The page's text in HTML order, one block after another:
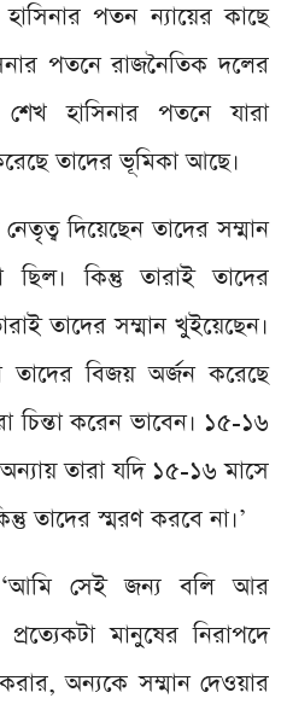
পতন ন্যায়ের কাছে
পতনে রাজনৈতিক দলের
হাসিনার পতনে যারা
তাদের ভূমিকা আছে।
দিয়েছেন তাদের সম্মান
কিন্তু তারাই তাদের
তাদের সম্মান খুইয়েছেন।
তাদের বিজয় অর্জন করেছে
চিন্তা করেন ভাবেন। ১৫-১৬
তারা যদি ১৫-১৬ মাসে
তাদের স্মরণ করবে না।’
‘আমি সেই জন্য বলি আর
মানুষের নিরাপদে
অন্যকে সম্মান দেওয়ার